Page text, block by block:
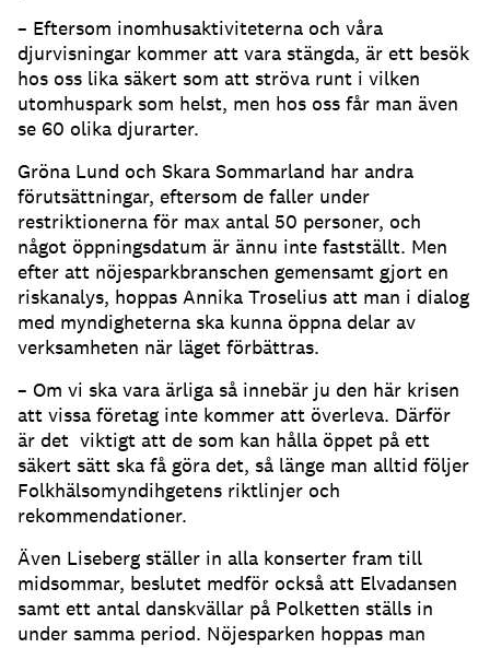
– Eftersom inomhusaktiviteterna och våra
djurvisningar kommer att vara stängda, är ett besök
hos oss lika säkert som att ströva runt i vilken
utomhuspark som helst, men hos oss får man även
se 60 olika djurarter.
Gröna Lund och Skara Sommarland har andra
förutsättningar, eftersom de faller under
restriktionerna för max antal 50 personer, och
något öppningsdatum är ännu inte fastställt. Men
efter att nöjesparkbranschen gemensamt gjort en
riskanalys, hoppas Annika Troselius att man i dialog
med myndigheterna ska kunna öppna delar av
verksamheten när läget förbättras.
– Om vi ska vara ärliga så innebär ju den här krisen
att vissa företag inte kommer att överleva. Därför
är det viktigt att de som kan hålla öppet på ett
säkert sätt ska få göra det, så länge man alltid följer
Folkhälsomyndihgetens riktlinjer och
rekommendationer.
Även Liseberg ställer in alla konserter fram till
midsommar, beslutet medför också att Elvadansen
samt ett antal danskvällar på Polketten ställs in
under samma period. Nöjesparken hoppas man